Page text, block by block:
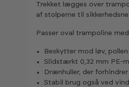
Trekket lægges over
af stolperne til
Passer oval trampoline
Beskytter mod løv, pollen
Slidstærkt 0,32 mm PE-
Drænhuller, der forhindrer
Stabil brug også ved vind